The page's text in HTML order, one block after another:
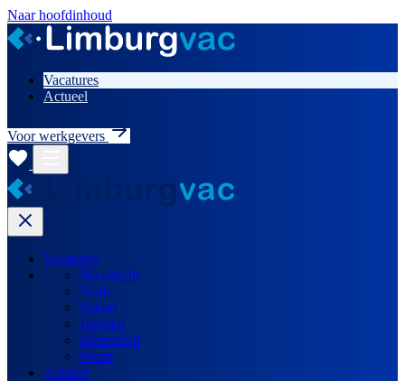
Naar hoofdinhoud
Vacatures
Actueel
Voor werkgevers
Vacatures
Maastricht
Venlo
Sittard
Heerlen
Roermond
Weert
Actueel